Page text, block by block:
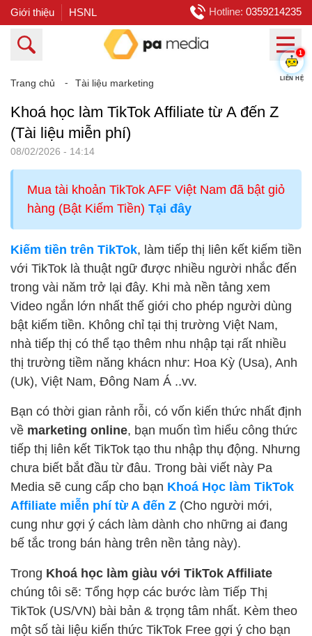
Giới thiệu HSNL Hotline: 0359214235
Trang chủ ⁃ Tài liệu marketing
Khoá học làm TikTok Affiliate từ A đến Z
(Tài liệu miễn phí)
08/02/2026 - 14:14
Mua tài khoản TikTok AFF Việt Nam đã bật giỏ
hàng (Bật Kiếm Tiền) Tại đây
Kiếm tiền trên TikTok, làm tiếp thị liên kết kiếm tiền
với TikTok là thuật ngữ được nhiều người nhắc đến
trong vài năm trở lại đây. Khi mà nền tảng xem
Video ngắn lớn nhất thế giới cho phép người dùng
bật kiếm tiền. Không chỉ tại thị trường Việt Nam,
nhà tiếp thị có thể tạo thêm nhu nhập tại rất nhiều
thị trường tiềm năng khácn như: Hoa Kỳ (Usa), Anh
(Uk), Việt Nam, Đông Nam Á ..vv.
Bạn có thời gian rảnh rỗi, có vốn kiến thức nhất định
về marketing online, bạn muốn tìm hiểu công thức
tiếp thị liên kết TikTok tạo thu nhập thụ động. Nhưng
chưa biết bắt đầu từ đâu. Trong bài viết này Pa
Media sẽ cung cấp cho bạn Khoá Học làm TikTok
Affiliate miễn phí từ A đến Z (Cho người mới,
cung như gợi ý cách làm dành cho những ai đang
bế tắc trong bán hàng trên nền tảng này).
Trong Khoá học làm giàu với TikTok Affiliate
chúng tôi sẽ: Tổng hợp các bước làm Tiếp Thị
TikTok (US/VN) bài bản & trọng tâm nhất. Kèm theo
một số tài liệu kiến thức TikTok Free gợi ý cho bạn
1
LIÊN HỆ